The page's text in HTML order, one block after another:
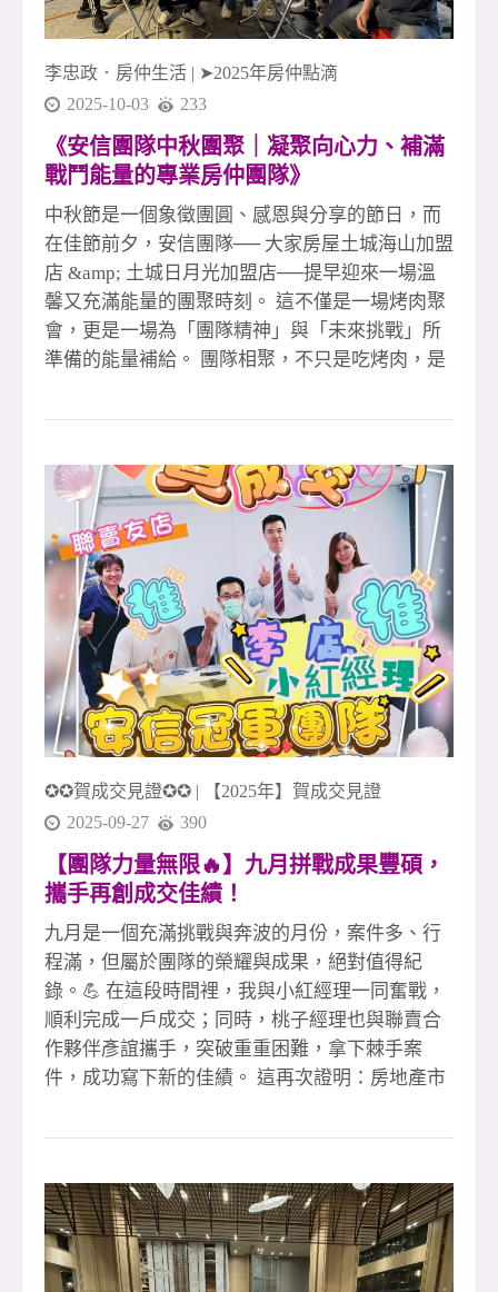
夥伴互助合作 #大家房屋土城海山店 #大家房屋土
城日月光店 #五泰社宅代租代管 #安信團隊 #李忠
政大家房
李忠政．房仲生活 | ➤2025年房仲點滴
2025-10-03
233
《安信團隊中秋團聚｜凝聚向心力、補滿
戰鬥能量的專業房仲團隊》
中秋節是一個象徵團圓、感恩與分享的節日，而
在佳節前夕，安信團隊── 大家房屋土城海山加盟
店 &amp; 土城日月光加盟店──提早迎來一場溫
馨又充滿能量的團聚時刻。 這不僅是一場烤肉聚
會，更是一場為「團隊精神」與「未來挑戰」所
準備的能量補給。 團隊相聚，不只是吃烤肉，是
著歡笑與對話，讓每位夥伴都放下忙碌的行程，
能夠相聚、共享一餐，是難得也珍貴的時刻。 每
次團圓，都提醒著我們： 「最強的不是個人，而
是一起前進的團隊。」 這份默契與向心力，是安
信團隊年年突破、月月成長的關鍵。 感謝每一位
夥伴，讓團隊持續向前 安信團隊的每一位成員，
都是金字塔中最關鍵的基石。 不論你在前線拚成
交，或在後勤默默支持，每一分努力都是團隊的
成功因素。 因為你們願意付出、願意挑戰、願意
相信團隊， 安信才能多次締造佳績、創造亮眼的
月月成長。 烤的不只是肉，是士氣；賞的不只是
月，是團隊的心 火光跳動的時刻，我們烤的不只
是食物，更是這段時間累積的情感與信任。 抬頭
看見
✪✪賀成交見證✪✪ |
【2025年】賀成交見證
2025-09-27
390
【團隊力量無限🔥】九月拼戰成果豐碩，
攜手再創成交佳績！
九月是一個充滿挑戰與奔波的月份，案件多、行
程滿，但屬於團隊的榮耀與成果，絕對值得紀
錄。💪 在這段時間裡，我與小紅經理一同奮戰，
順利完成一戶成交；同時，桃子經理也與聯賣合
作夥伴彥誼攜手，突破重重困難，拿下棘手案
件，成功寫下新的佳績。 這再次證明：房地產市
決定成敗。只要堅持努力、永不放棄，就沒有攻
謝客戶的支持與信任，也感謝所有協助我們的團
隊與專業夥伴，讓每一筆成交都能夠順利完成。
🙌 展望第四季，我們將持續挑戰、持續衝刺，迎
向更高的里程碑。團隊的力量無限大，正因為彼